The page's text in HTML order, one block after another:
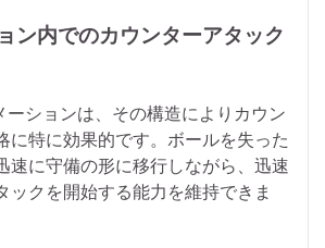
ン内でのカウンターアタック
ションは、その構造によりカウン
に特に効果的です。ボールを失った
速に守備の形に移行しながら、迅速
ックを開始する能力を維持できま